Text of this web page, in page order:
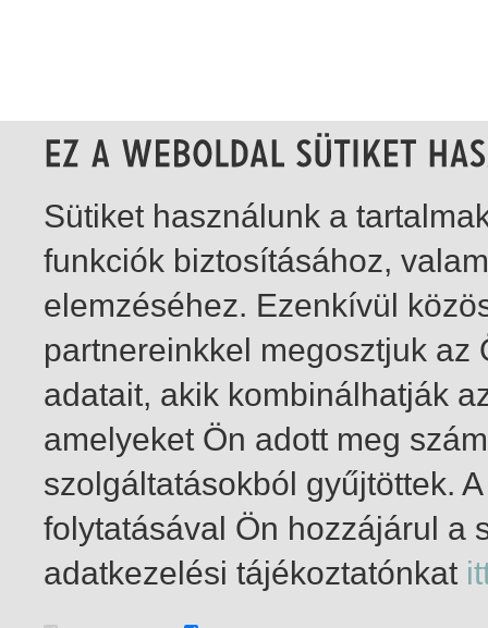
1-4 / insgesamt 4 Treffer
Sütiket használunk a
funkciók biztosításához,
elemzéséhez. Ezenkívül
partnereinkkel megosztjuk
adatait, akik kombinálhatják
amelyeket Ön adott meg
szolgáltatásokból gyűjtöttek.
folytatásával Ön hozzájárul a
adatkezelési tájékoztatónkat